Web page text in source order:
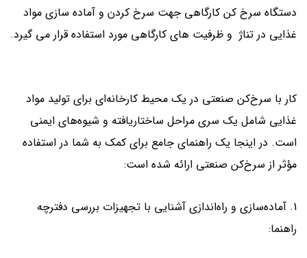
دستگاه سرخ کن کارگاهی جهت سرخ کردن و آماده سازی مواد
غذایی در تناژ و ظرفیت های کارگاهی مورد استفاده قرار می گیرد.
کار با سرخ‌کن صنعتی در یک محیط کارخانه‌ای برای تولید مواد
غذایی شامل یک سری مراحل ساختاریافته و شیوه‌های ایمنی
است. در اینجا یک راهنمای جامع برای کمک به شما در استفاده
مؤثر از سرخ‌کن صنعتی ارائه شده است:
1. آماده‌سازی و راه‌اندازی آشنایی با تجهیزات بررسی دفترچه
راهنما: